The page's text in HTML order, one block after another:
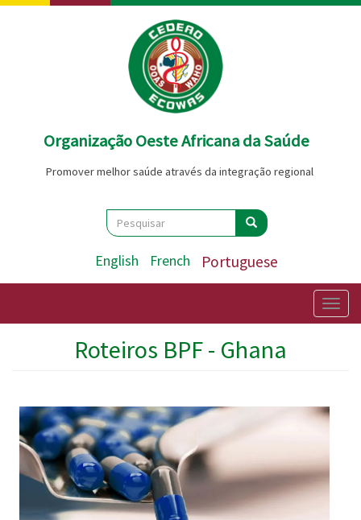
Passar
Organização Oeste Africana da Saúde
Promover melhor saúde através da integração regional
Search
Pesquisar Pesquisar
English French Portuguese
Roteiros BPF - Ghana